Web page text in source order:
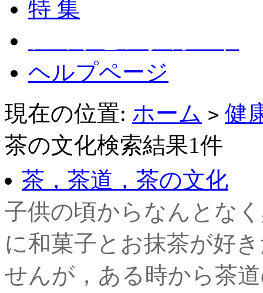
特 集
ヘルプページ
現在の位置: ホーム > 健
茶の文化検索結果1件
茶，茶道，茶の文化
子供の頃からなんとな
に和菓子とお抹茶が好
せんが，ある時から茶